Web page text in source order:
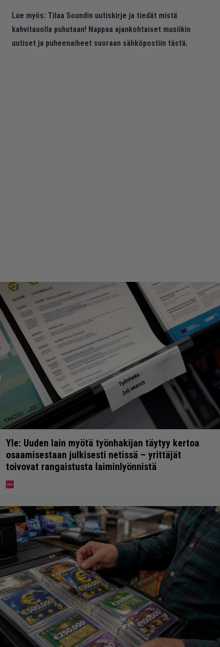
Lue myös: Tilaa Soundin uutiskirje ja tiedät mistä
kahvitauolla puhutaan! Nappaa ajankohtaiset musiikin
uutiset ja puheenaiheet suoraan sähköpostiin tästä.
Yle: Uuden lain myötä työnhakijan täytyy kertoa
osaamisestaan julkisesti netissä – yrittäjät
toivovat rangaistusta laiminlyönnistä